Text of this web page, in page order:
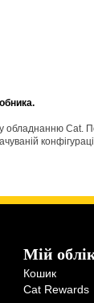
обладнанню
Мій
Кошик
Cat Rewards